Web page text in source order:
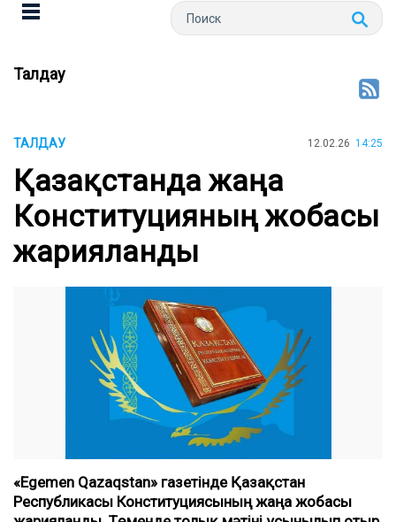
Талдау
ТАЛДАУ 12.02.26 14:25
Қазақстанда жаңа
Конституцияның жобасы
жарияланды
«Egemen Qazaqstan» газетінде Қазақстан
Республикасы Конституциясының жаңа жобасы